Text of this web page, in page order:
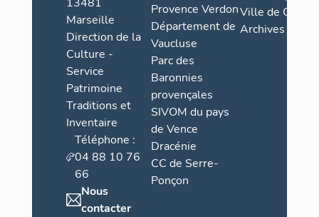
Marseille
Direction de la
Culture -
Service
Patrimoine
Traditions et
Inventaire
Téléphone :
04 88 10 76
66
Nous
contacter
Provence Verdon
Département de
Vaucluse
Parc des
Baronnies
provençales
SIVOM du pays
de Vence
Dracénie
CC de Serre-
Ponçon
Ville de
Archives